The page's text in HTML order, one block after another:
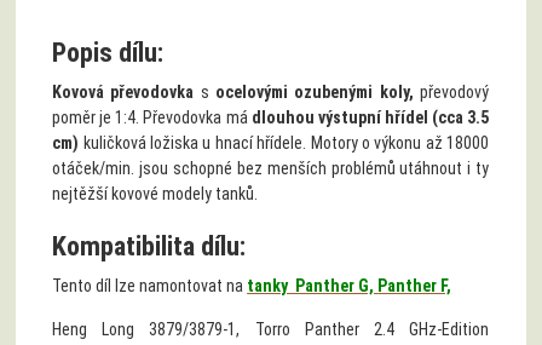
Popis dílu:
Kovová převodovka s ocelovými ozubenými koly,převodový
poměr je 1:4. Převodovka má dlouhou výstupní hřídel (cca 3.5
cm) kuličková ložiska u hnací hřídele. Motory o výkonu až 18000
otáček/min. jsou schopné bez menších problémů utáhnout i ty
nejtěžší kovové modely tanků.
Kompatibilita dílu:
Tento díl lze namontovat na tanky Panther G, Panther F,
Heng Long 3879/3879-1, Torro Panther 2.4 GHz-Edition